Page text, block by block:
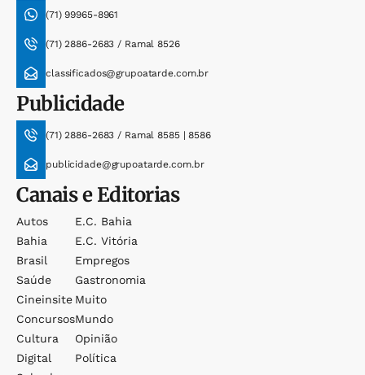
(71) 99965-8961
(71) 2886-2683 / Ramal 8526
classificados@grupoatarde.com.br
Publicidade
(71) 2886-2683 / Ramal 8585 | 8586
publicidade@grupoatarde.com.br
Canais e Editorias
Autos
Bahia
Brasil
Saúde
Cineinsite
Concursos
Cultura
Digital
E.c. Bahia
E.c. Vitória
Empregos
Gastronomia
Muito
Mundo
Opinião
Política